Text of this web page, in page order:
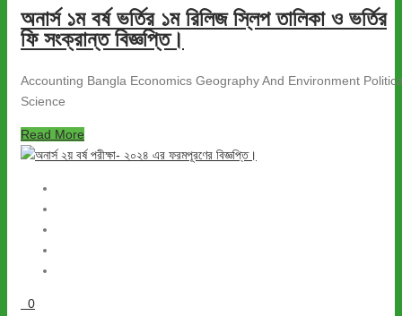
অনার্স ১ম বর্ষ ভর্তির ১ম রিলিজ স্লিপ তালিকা ও ভর্তির
ফি সংক্রান্ত বিজ্ঞপ্তি।
Accounting Bangla Economics Geography And Environment
Science
Read More
0